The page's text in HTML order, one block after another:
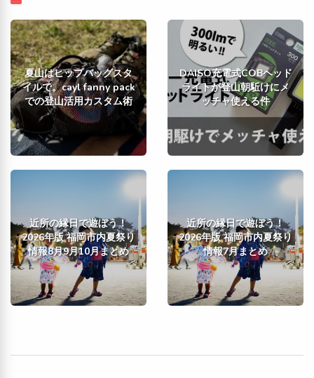
夏山はヒップバッグスタ
イルで。cayl fanny pack
での登山活用カスタム術
DAISO充電式COBヘッド
ライトが登山朝駈けにメ
ッチャ使える件
近所の縁日で遊ぼう！
2026年版 福岡市内夏祭り
情報8月9月10月まとめ
近所の縁日で遊ぼう！
2026年版 福岡市内夏祭り
情報7月まとめ